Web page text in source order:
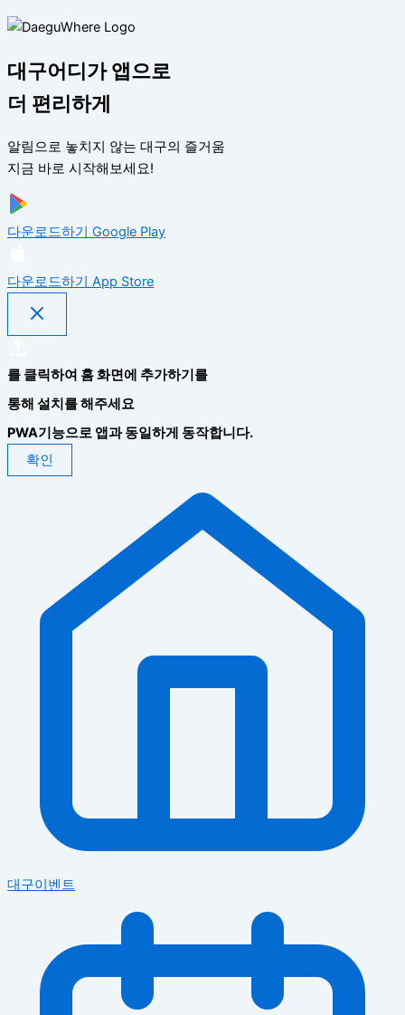
대구어디가 앱으로
더 편리하게
알림으로 놓치지 않는 대구의 즐거움
지금 바로 시작해보세요!
다운로드하기 Google Play
다운로드하기 App Store
를 클릭하여 홈 화면에 추가하기를
통해 설치를 해주세요
PWA기능으로 앱과 동일하게 동작합니다.
확인
대구이벤트